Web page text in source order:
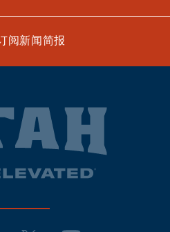
阅新闻简报